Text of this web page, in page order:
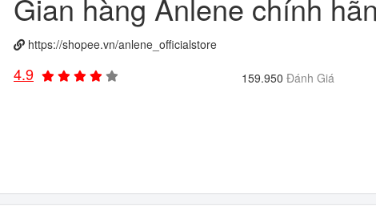
Gian hàng Anlene chính
https://shopee.vn/anlene_officialstore
4.9 159.950 Đánh Giá